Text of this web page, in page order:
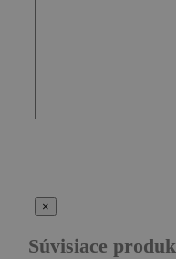
×
Súvisiace